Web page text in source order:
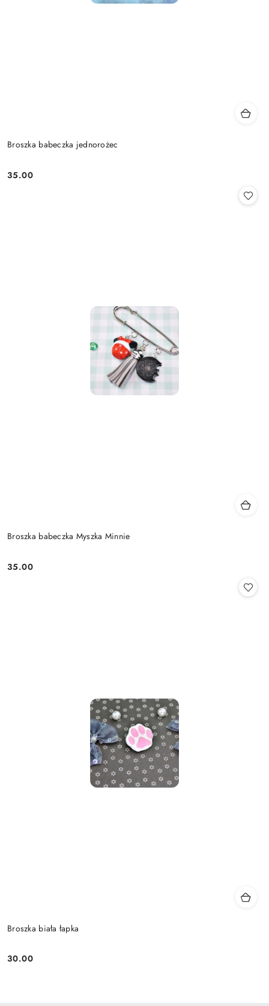
Broszka babeczka jednorożec
Cena:
35.00
Broszka babeczka Myszka Minnie
Cena:
35.00
Broszka biała łapka
Cena:
30.00